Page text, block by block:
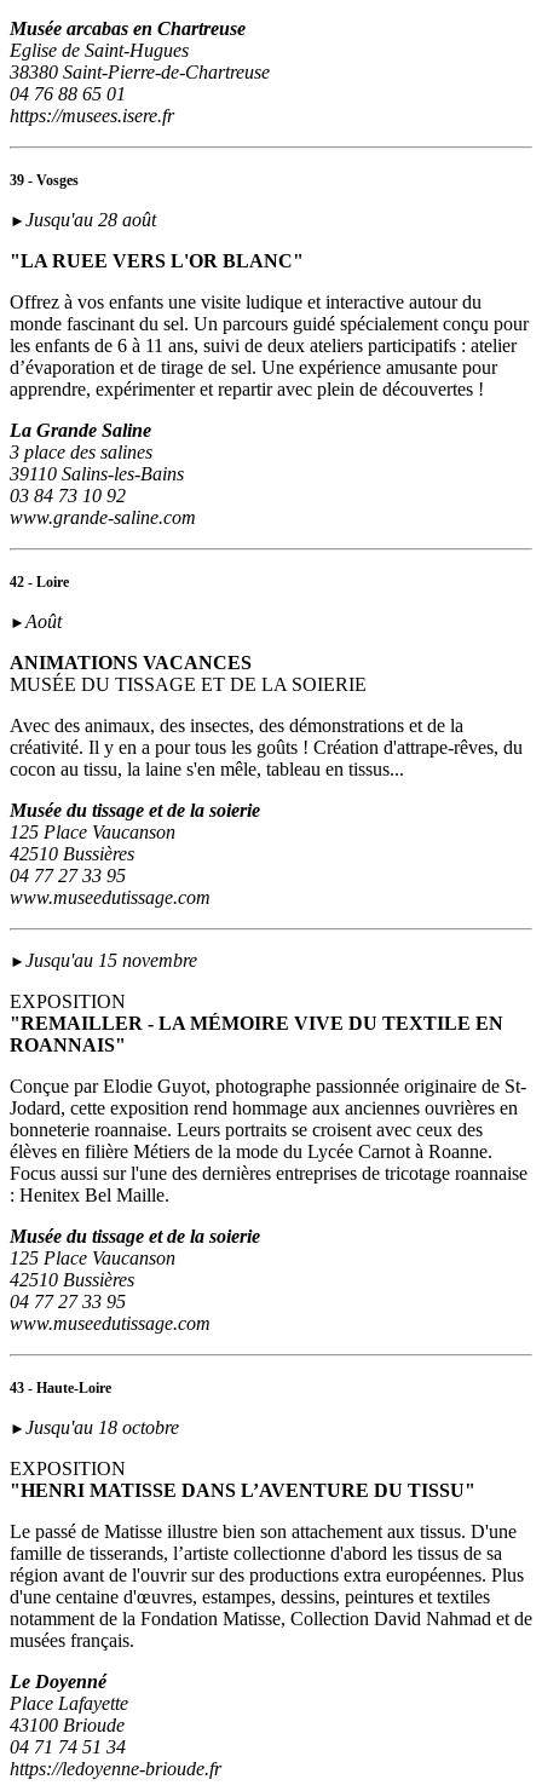
Musée arcabas en Chartreuse
Eglise de Saint-Hugues
38380 Saint-Pierre-de-Chartreuse
04 76 88 65 01
https://musees.isere.fr
39 - Vosges
► Jusqu'au 28 août
"LA RUEE VERS L'OR BLANC"
Offrez à vos enfants une visite ludique et interactive autour du
monde fascinant du sel. Un parcours guidé spécialement conçu pour
les enfants de 6 à 11 ans, suivi de deux ateliers participatifs : atelier
d’évaporation et de tirage de sel. Une expérience amusante pour
apprendre, expérimenter et repartir avec plein de découvertes !
La Grande Saline
3 place des salines
39110 Salins-les-Bains
03 84 73 10 92
www.grande-saline.com
42 - Loire
►Août
ANIMATIONS VACANCES
MUSÉE DU TISSAGE ET DE LA SOIERIE
Avec des animaux, des insectes, des démonstrations et de la
créativité. Il y en a pour tous les goûts ! Création d'attrape-rêves, du
cocon au tissu, la laine s'en mêle, tableau en tissus...
Musée du tissage et de la soierie
125 Place Vaucanson
42510 Bussières
04 77 27 33 95
www.museedutissage.com
► Jusqu'au 15 novembre
EXPOSITION
"REMAILLER - LA MÉMOIRE VIVE DU TEXTILE EN
ROANNAIS"
Conçue par Elodie Guyot, photographe passionnée originaire de St-
Jodard, cette exposition rend hommage aux anciennes ouvrières en
bonneterie roannaise. Leurs portraits se croisent avec ceux des
élèves en filière Métiers de la mode du Lycée Carnot à Roanne.
Focus aussi sur l'une des dernières entreprises de tricotage roannaise
: Henitex Bel Maille.
Musée du tissage et de la soierie
125 Place Vaucanson
42510 Bussières
04 77 27 33 95
www.museedutissage.com
43 - Haute-Loire
► Jusqu'au 18 octobre
EXPOSITION
"HENRI MATISSE DANS L’AVENTURE DU TISSU"
Le passé de Matisse illustre bien son attachement aux tissus. D'une
famille de tisserands, l’artiste collectionne d'abord les tissus de sa
région avant de l'ouvrir sur des productions extra européennes. Plus
d'une centaine d'œuvres, estampes, dessins, peintures et textiles
notamment de la Fondation Matisse, Collection David Nahmad et de
musées français.
Le Doyenné
Place Lafayette
43100 Brioude
04 71 74 51 34
https://ledoyenne-brioude.fr